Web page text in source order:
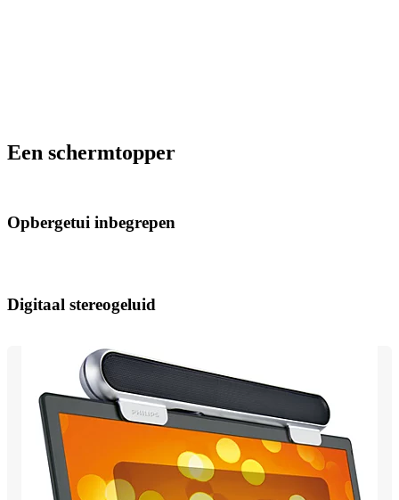
Een schermtopper
Opbergetui inbegrepen
Digitaal stereogeluid